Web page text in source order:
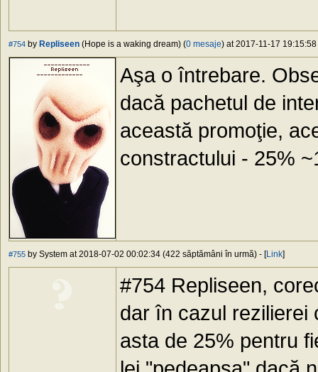
#754 by Repliseen (Hope is a waking dream) (0 mesaje) at 2017-11-17
Aşa o întrebare.
dacă pachetul de
această promoţie,
constractului - 25%
#755 by System at 2018-07-02 00:02:34 (422 săptămâni în urmă) - [Link]
#754 Repliseen,
dar în cazul rezilierei
asta de 25% pentru